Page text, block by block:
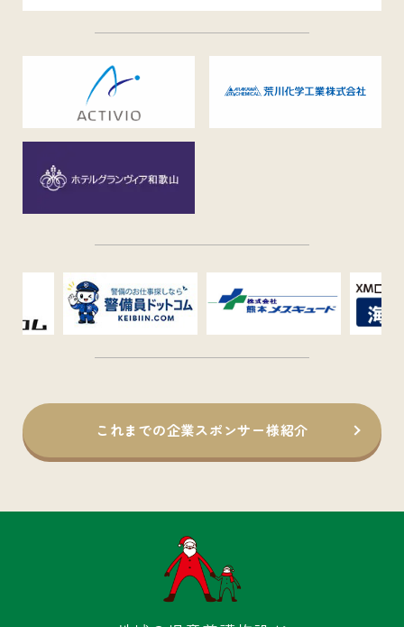
これまでの企業スポンサー様紹介